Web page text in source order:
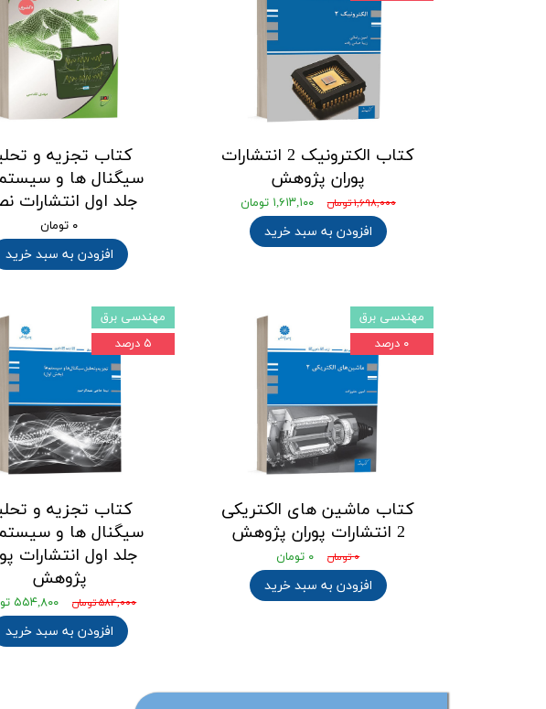
کتاب الکترونیک 2 انتشارات
پوران پژوهش
۱,۶۹۸,۰۰۰ تومان ۱,۶۱۳,۱۰۰ تومان
افزودن به سبد خرید
کتاب تجزیه و
سیگنال ها و
جلد اول انتشارات
۰ تومان
افزودن به سبد خرید
کتاب ماشین های الکتریکی
2 انتشارات پوران پژوهش
۰ تومان ۰ تومان
افزودن به سبد خرید
مهندسی برق
۰ درصد
کتاب تجزیه و
سیگنال ها و
جلد اول انتشارات
پژوهش
۵۸۴,۰۰۰ تومان ۵۵۴,۸۰۰ تومان
افزودن به سبد خرید
مهندسی برق
۵ درصد